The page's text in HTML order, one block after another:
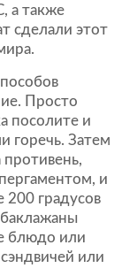
а также
сделали этот
Просто
посолите и
горечь. Затем
и
200 градусов
блюдо или
или